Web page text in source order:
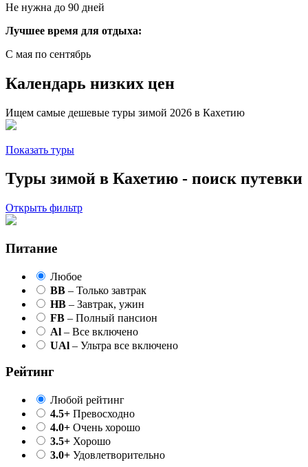
Не нужна до 90 дней
Лучшее время для отдыха:
С мая по сентябрь
Календарь низких цен
Ищем самые дешевые туры зимой 2026 в Кахетию
Показать туры
Туры зимой в Кахетию - поиск путевки
Открыть фильтр
Питание
Любое
BB – Только завтрак
HB – Завтрак, ужин
FB – Полный пансион
Al – Все включено
UAl – Ультра все включено
Рейтинг
Любой рейтинг
4.5+ Превосходно
4.0+ Очень хорошо
3.5+ Хорошо
3.0+ Удовлетворительно